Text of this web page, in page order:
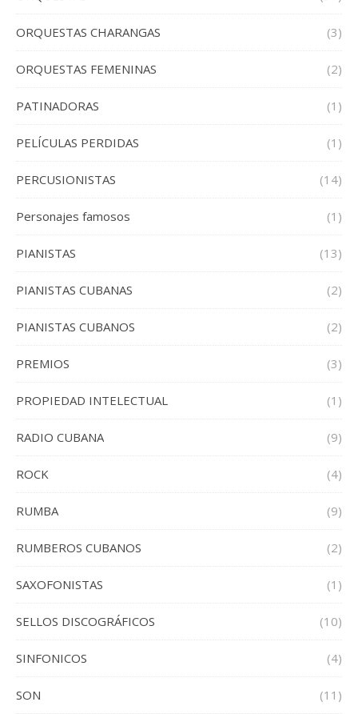
ORQUESTAS CHARANGAS (3)
ORQUESTAS FEMENINAS (2)
PATINADORAS (1)
PELÍCULAS PERDIDAS (1)
PERCUSIONISTAS (14)
Personajes famosos (1)
PIANISTAS (13)
PIANISTAS CUBANAS (2)
PIANISTAS CUBANOS (2)
PREMIOS (3)
PROPIEDAD INTELECTUAL (1)
RADIO CUBANA (9)
ROCK (4)
RUMBA (9)
RUMBEROS CUBANOS (2)
SAXOFONISTAS (1)
SELLOS DISCOGRÁFICOS (10)
SINFONICOS (4)
SON (11)